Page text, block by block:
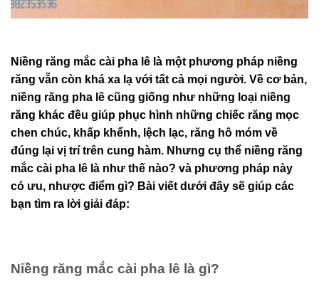
răng vẫn còn khá xa lạ với tất cả mọi người. Về cơ
bản, niềng răng pha lê cũng giống như những loại
niềng răng khác đều giúp phục hình những chiếc
răng mọc chen chúc, khấp khểnh, lệch lạc, răng hô
móm về đúng lại vị trí trên cung hàm. Nhưng cụ thể
niềng răng mắc cài pha lê là như thế nào? và
phương pháp này có ưu, nhược điểm gì? Bài viết
dưới đây sẽ giúp các bạn tìm ra lời giải đáp:
Niềng răng mắc cài pha lê là gì?